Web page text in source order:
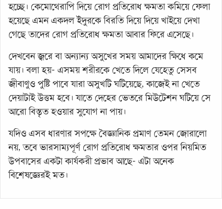
হচ্ছে। কেমোথেরাপি দিয়ে রোগ প্রতিরোধ ক্ষমতা কমিয়ে ফেলা
হয়েছে এমন একদল ইঁদুরকে বিরতি দিয়ে দিয়ে খাইয়ে দেখা
গেছে তাদের রোগ প্রতিরোধ ক্ষমতা আবার ফিরে এসেছে।
দেখবেন জ্বরে বা অন্যান্য অসুখের সময় আমাদের ক্ষিধে কমে
যায়। বলা হয়- এসময় শরীরকে খেতে দিলে যেহেতু সেসব
জীবাণুও পুষ্টি পাবে যারা অসুখটি ঘটিয়েছে, কাজেই না খেতে
দেয়াটাই উত্তম হবে। যাতে দেহের ভেতরে মিউটেশন ঘটিয়ে সে
আরো বিস্তৃত হওয়ার সুযোগ না পায়।
যদিও এসব ধারণার সপক্ষে বৈজ্ঞানিক প্রমাণ তেমন জোরালো
নয়, তবে ভারসাম্যপূর্ণ রোগ প্রতিরোধ ক্ষমতার ওপর নিয়মিত
উপবাসের একটা কার্যকরী প্রভাব আছে- এটা অনেক
বিশেষজ্ঞেরই মত।